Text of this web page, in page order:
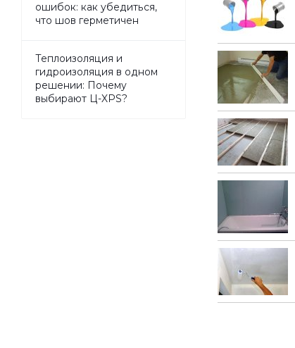
ошибок: как убедиться,
что шов герметичен
Теплоизоляция и
гидроизоляция в одном
решении: Почему
выбирают Ц-XPS?